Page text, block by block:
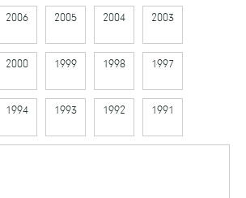
2006 2005 2004 2003
2000 1999 1998 1997
1994 1993 1992 1991